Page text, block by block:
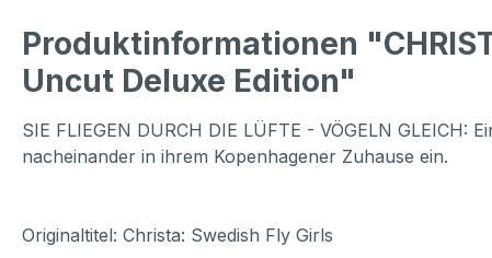
Produktinformationen
Uncut Deluxe Edition"
SIE FLIEGEN DURCH DIE LÜFTE - VÖGELN
nacheinander in ihrem Kopenhagener Zuhause ein.
Originaltitel: Christa: Swedish Fly Girls